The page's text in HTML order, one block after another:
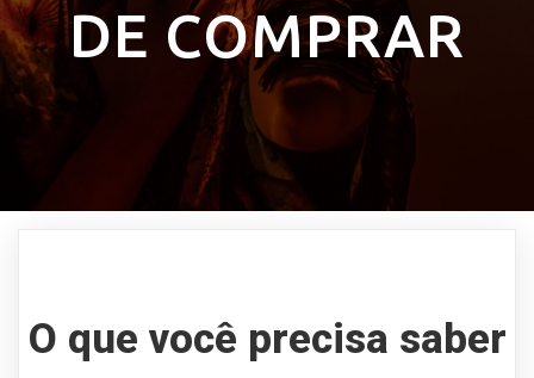
DE COMPRAR
O que você precisa saber